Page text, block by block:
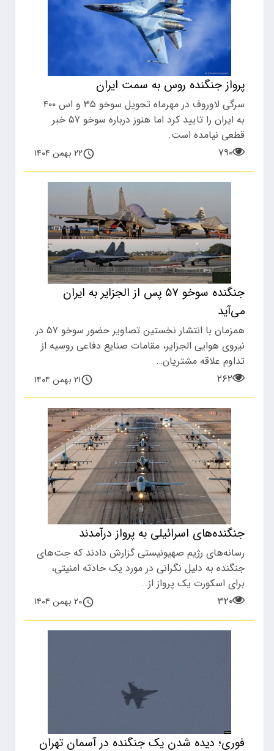
پرواز جنگنده روس به سمت ایران
سرگی لاوروف در مهرماه تحویل سوخو ۳۵ و اس ۴۰۰
به ایران را تایید کرد اما هنوز درباره سوخو ۵۷ خبر
قطعی نیامده است.
۷۹۰
۲۲ بهمن ۱۴۰۴
جنگنده سوخو ۵۷ پس از الجزایر به ایران
می‌آید
همزمان با انتشار نخستین تصاویر حضور سوخو ۵۷ در
نیروی هوایی الجزایر، مقامات صنایع دفاعی روسیه از
تداوم علاقه مشتریان…
۲۶۲
۲۱ بهمن ۱۴۰۴
جنگنده‌های اسرائیلی به پرواز درآمدند
رسانه‌های رژیم صهیونیستی گزارش دادند که جت‌های
جنگنده به دلیل نگرانی در مورد یک حادثه امنیتی،
برای اسکورت یک پرواز از…
۳۲۰
۲۰ بهمن ۱۴۰۴
فوری؛ دیده شدن یک جنگنده در آسمان تهران